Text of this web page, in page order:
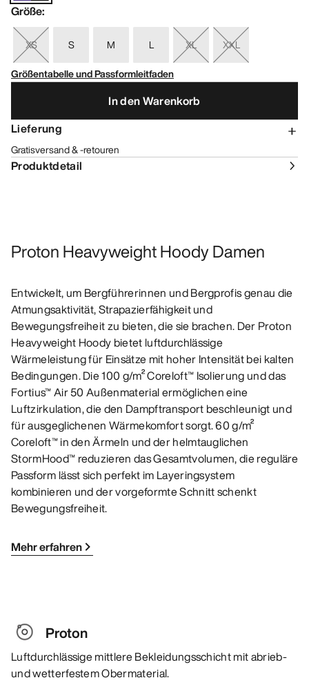
Größe:
XS S M L XL
XXL
Größentabelle und Passformleitfaden
In den Warenkorb
Lieferung
Gratisversand & -retouren
Produktdetail
Proton Heavyweight Hoody Damen
Entwickelt, um Bergführerinnen und Bergprofis genau die
Atmungsaktivität, Strapazierfähigkeit und
Bewegungsfreiheit zu bieten, die sie brachen. Der Proton
Heavyweight Hoody bietet luftdurchlässige
Wärmeleistung für Einsätze mit hoher Intensität bei kalten
Bedingungen. Die 100 g/m² Coreloft™ Isolierung und das
Fortius™ Air 50 Außenmaterial ermöglichen eine
Luftzirkulation, die den Dampftransport beschleunigt und
für ausgeglichenen Wärmekomfort sorgt. 60 g/m²
Coreloft™ in den Ärmeln und der helmtauglichen
StormHood™ reduzieren das Gesamtvolumen, die reguläre
Passform lässt sich perfekt im Layeringsystem
kombinieren und der vorgeformte Schnitt schenkt
Bewegungsfreiheit.
Mehr erfahren
Proton
Luftdurchlässige mittlere Bekleidungsschicht mit abrieb-
und wetterfestem Obermaterial.